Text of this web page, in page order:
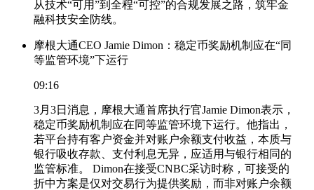
从技术“可用”到全程“可控”的合规发展之路，筑牢金
融科技安全防线。
摩根大通CEO Jamie Dimon：稳定币奖励机制应在“同
等监管环境”下运行
09:16
3月3日消息，摩根大通首席执行官Jamie Dimon表示，
稳定币奖励机制应在同等监管环境下运行。他指出，
若平台持有客户资金并对账户余额支付收益，本质与
银行吸收存款、支付利息无异，应适用与银行相同的
监管标准。 Dimon在接受CNBC采访时称，可接受的
折中方案是仅对交易行为提供奖励，而非对账户余额